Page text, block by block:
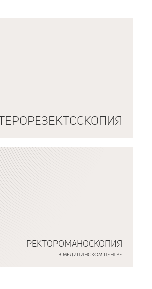
РЕКТОРОМАНОСКОПИЯ
В МЕДИЦИНСКОМ ЦЕНТРЕ